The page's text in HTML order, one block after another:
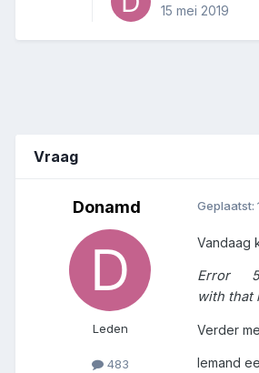
15 mei 2019
Vraag
Donamd
Leden
483
Geplaatst:
Vandaag
Error
with that
Verder
Iemand